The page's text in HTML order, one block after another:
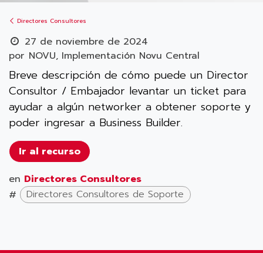
Directores Consultores
27 de noviembre de 2024
por NOVU, Implementación Novu Central
Breve descripción de cómo puede un Director
Consultor / Embajador levantar un ticket para
ayudar a algún networker a obtener soporte y
poder ingresar a Business Builder.
Ir al recurso
en Directores Consultores
#
Directores Consultores de Soporte